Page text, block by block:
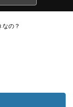
の？